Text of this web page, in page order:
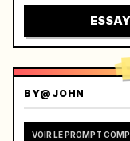
15 secondes.
ciel) grandeur
BY@JOHN
VOIR LE PROMPT